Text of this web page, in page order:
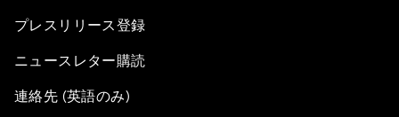
プレスリリース登録
ニュースレター購読
連絡先 (英語のみ)